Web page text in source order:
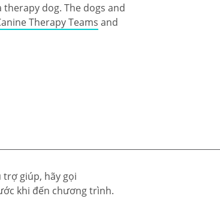
dog. The dogs and
Therapy Teams and
giúp, hãy gọi
khi đến chương trình.